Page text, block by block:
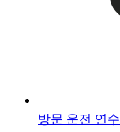
방문 운전 연수